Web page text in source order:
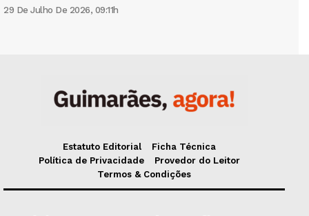
29 De Julho De 2026, 09:11h
Estatuto Editorial
Ficha Técnica
Política de Privacidade
Provedor do Leitor
Termos & Condições